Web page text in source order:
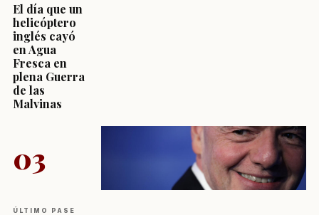
El día que un
helicóptero
inglés cayó
en Agua
Fresca en
plena Guerra
de las
Malvinas
03
ÚLTIMO PASE